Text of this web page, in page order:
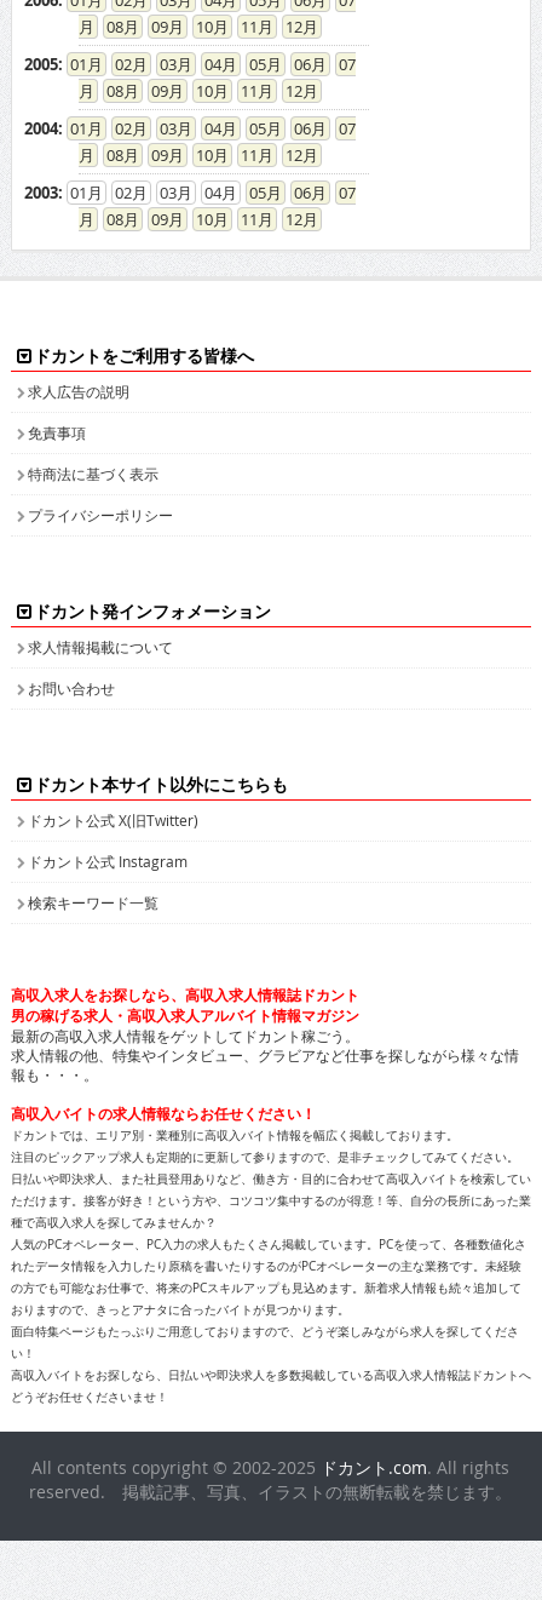
08
09 10 11
12
2005: 01 02 03 04 05 06
07
08
09 10 11
12
2004: 01 02 03 04 05 06
07
08
09 10 11
12
2003: 01 02 03 04 05 06
07
08
09 10 11 12
ドカントをご利用する皆様へ
求人広告の説明
免責事項
特商法に基づく表示
プライバシーポリシー
ドカント発インフォメーション
求人情報掲載について
お問い合わせ
ドカント本サイト以外にこちらも
ドカント公式 X(旧Twitter)
ドカント公式 Instagram
検索キーワード一覧
高収入求人をお探しなら、高収入求人情報誌ドカント
男の稼げる求人・高収入求人アルバイト情報マガジン
最新の高収入求人情報をゲットしてドカント稼ごう。
求人情報の他、特集やインタビュー、グラビアなど仕事を探しながら様々な情
報も・・・。
高収入バイトの求人情報ならお任せください！
ドカントでは、エリア別・業種別に高収入バイト情報を幅広く掲載しております。
注目のピックアップ求人も定期的に更新して参りますので、是非チェックしてみてください。
日払いや即決求人、また社員登用ありなど、働き方・目的に合わせて高収入バイトを検索してい
ただけます。接客が好き！という方や、コツコツ集中するのが得意！等、自分の長所にあった業
種で高収入求人を探してみませんか？
人気のPCオペレーター、PC入力の求人もたくさん掲載しています。PCを使って、各種数値化さ
れたデータ情報を入力したり原稿を書いたりするのがPCオペレーターの主な業務です。未経験
の方でも可能なお仕事で、将来のPCスキルアップも見込めます。新着求人情報も続々追加して
おりますので、きっとアナタに合ったバイトが見つかります。
面白特集ページもたっぷりご用意しておりますので、どうぞ楽しみながら求人を探してくださ
い！
高収入バイトをお探しなら、日払いや即決求人を多数掲載している高収入求人情報誌ドカントへ
どうぞお任せくださいませ！
All contents copyright © 2002-2025 ドカント.com. All rights
reserved. 掲載記事、写真、イラストの無断転載を禁じます。